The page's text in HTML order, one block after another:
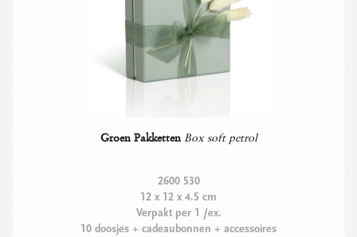
Groen Pakketten Box soft petrol
2600 530
12 x 12 x 4.5 cm
Verpakt per 1 /ex.
10 doosjes + cadeaubonnen + accessoires